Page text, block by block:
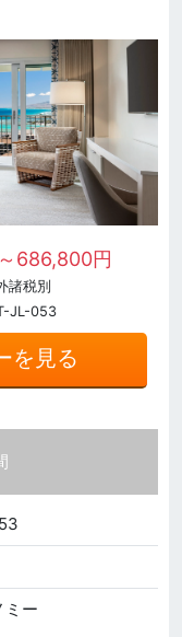
686,800円
諸税別
JL-053
を見る
ミー